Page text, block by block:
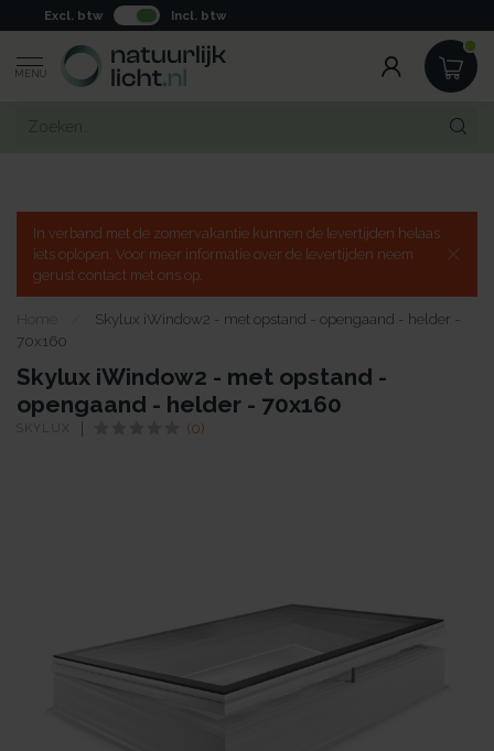
Excl. btw Incl. btw
MENU
In verband met de zomervakantie kunnen de levertijden helaas
iets oplopen. Voor meer informatie over de levertijden neem
gerust contact met ons op.
Home
Skylux iWindow2 - met opstand - opengaand - helder -
70x160
Skylux iWindow2 - met opstand -
opengaand - helder - 70x160
SKYLUX (0)